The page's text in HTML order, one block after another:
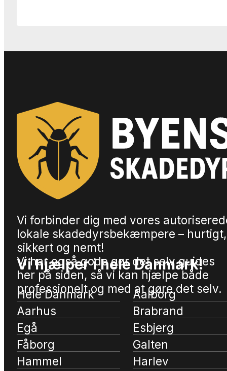
Vi forbinder dig med vores
lokale skadedyrsbekæmpere – hurtigt,
sikkert og nemt!
Vi har også gode gør det selv guides
her på siden, så vi kan hjælpe både
professionelt og med at gøre det selv.
Vi hjælper i hele Danmark!
Hele Danmark
Aalborg
Aarhus
Brabrand
Egå
Esbjerg
Fåborg
Galten
Hammel
Harlev